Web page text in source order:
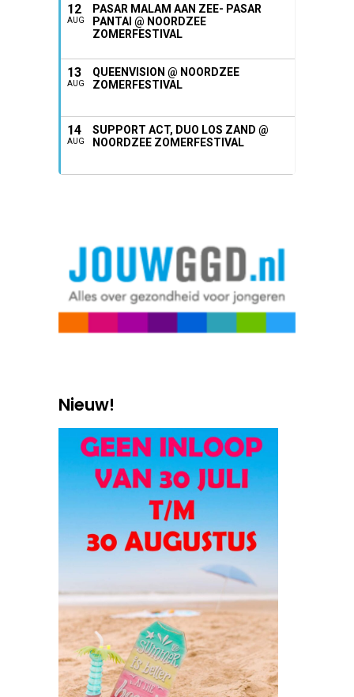
12
AUG
PASAR MALAM AAN ZEE- PASAR
PANTAI @ NOORDZEE
ZOMERFESTIVAL
13
AUG
QUEENVISION @ NOORDZEE
ZOMERFESTIVAL
14
AUG
SUPPORT ACT, DUO LOS ZAND @
NOORDZEE ZOMERFESTIVAL
Nieuw!